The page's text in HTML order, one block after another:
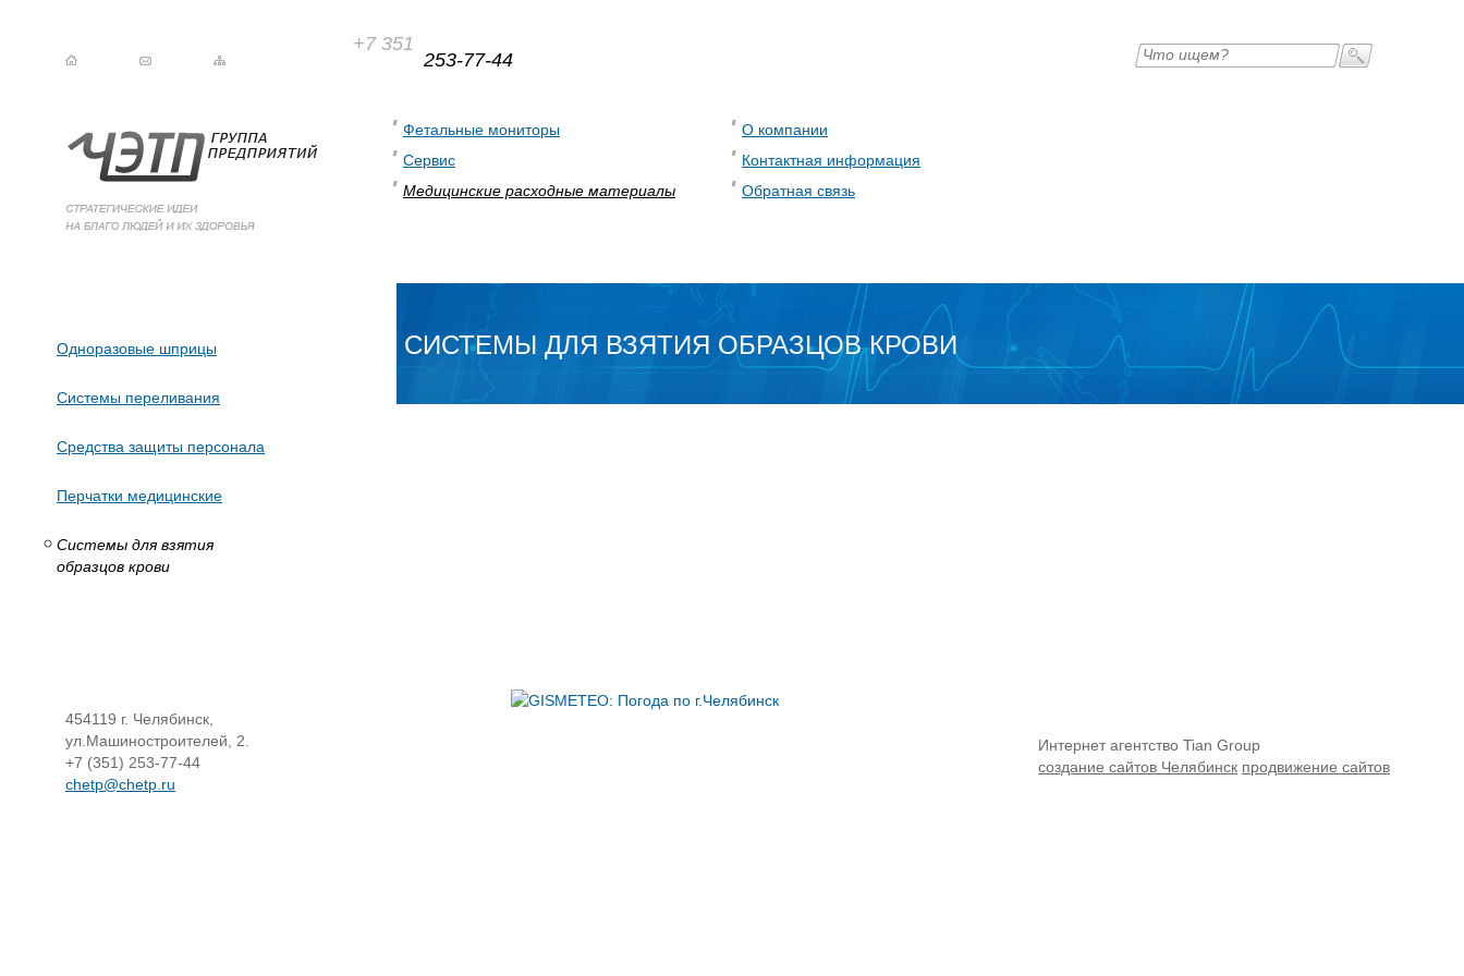
+7 351
253-77-44
Фетальные мониторы
О компании
Сервис
Контактная информация
Медицинские расходные материалы
Обратная связь
Одноразовые шприцы
Системы переливания
Средства защиты персонала
Перчатки медицинские
Системы для взятия
образцов крови
СИСТЕМЫ ДЛЯ ВЗЯТИЯ ОБРАЗЦОВ КРОВИ
454119 г. Челябинск,
ул.Машиностроителей, 2.
+7 (351) 253-77-44
chetp@chetp.ru
Интернет агентство Tian Group
создание сайтов Челябинск продвижение сайтов